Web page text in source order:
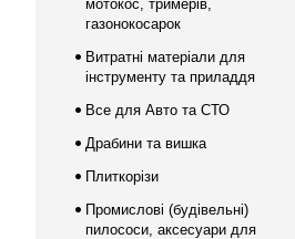
мотокос, тримерів,
газонокосарок
Витратні матеріали для
інструменту та приладдя
Все для Авто та СТО
Драбини та вишка
Плиткорізи
Промислові (будівельні)
пилососи, аксесуари для